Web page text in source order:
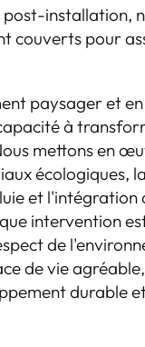
installation,
couverts pour
paysager et
à
mettons en
écologiques,
et
intervention
de
de vie
durable